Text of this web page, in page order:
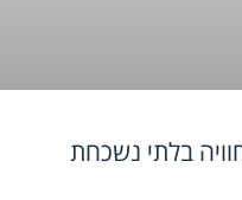
בלתי נשכחת